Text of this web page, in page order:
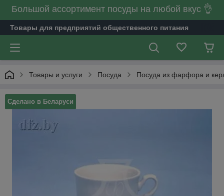
Большой ассортимент посуды на любой вкус 👌
Товары для предприятий общественного питания
Товары и услуги Посуда Посуда из фарфора и
Сделано в Беларуси